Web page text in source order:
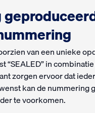
van een unieke
in
zorgen ervoor dat
kan de nummering
te voorkomen.